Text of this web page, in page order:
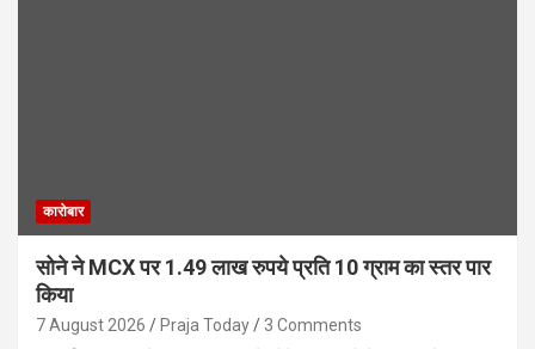
कारोबार
सोने ने MCX पर 1.49 लाख रुपये प्रति 10 ग्राम का स्तर पार
किया
7 August 2026 Praja Today 3 Comments